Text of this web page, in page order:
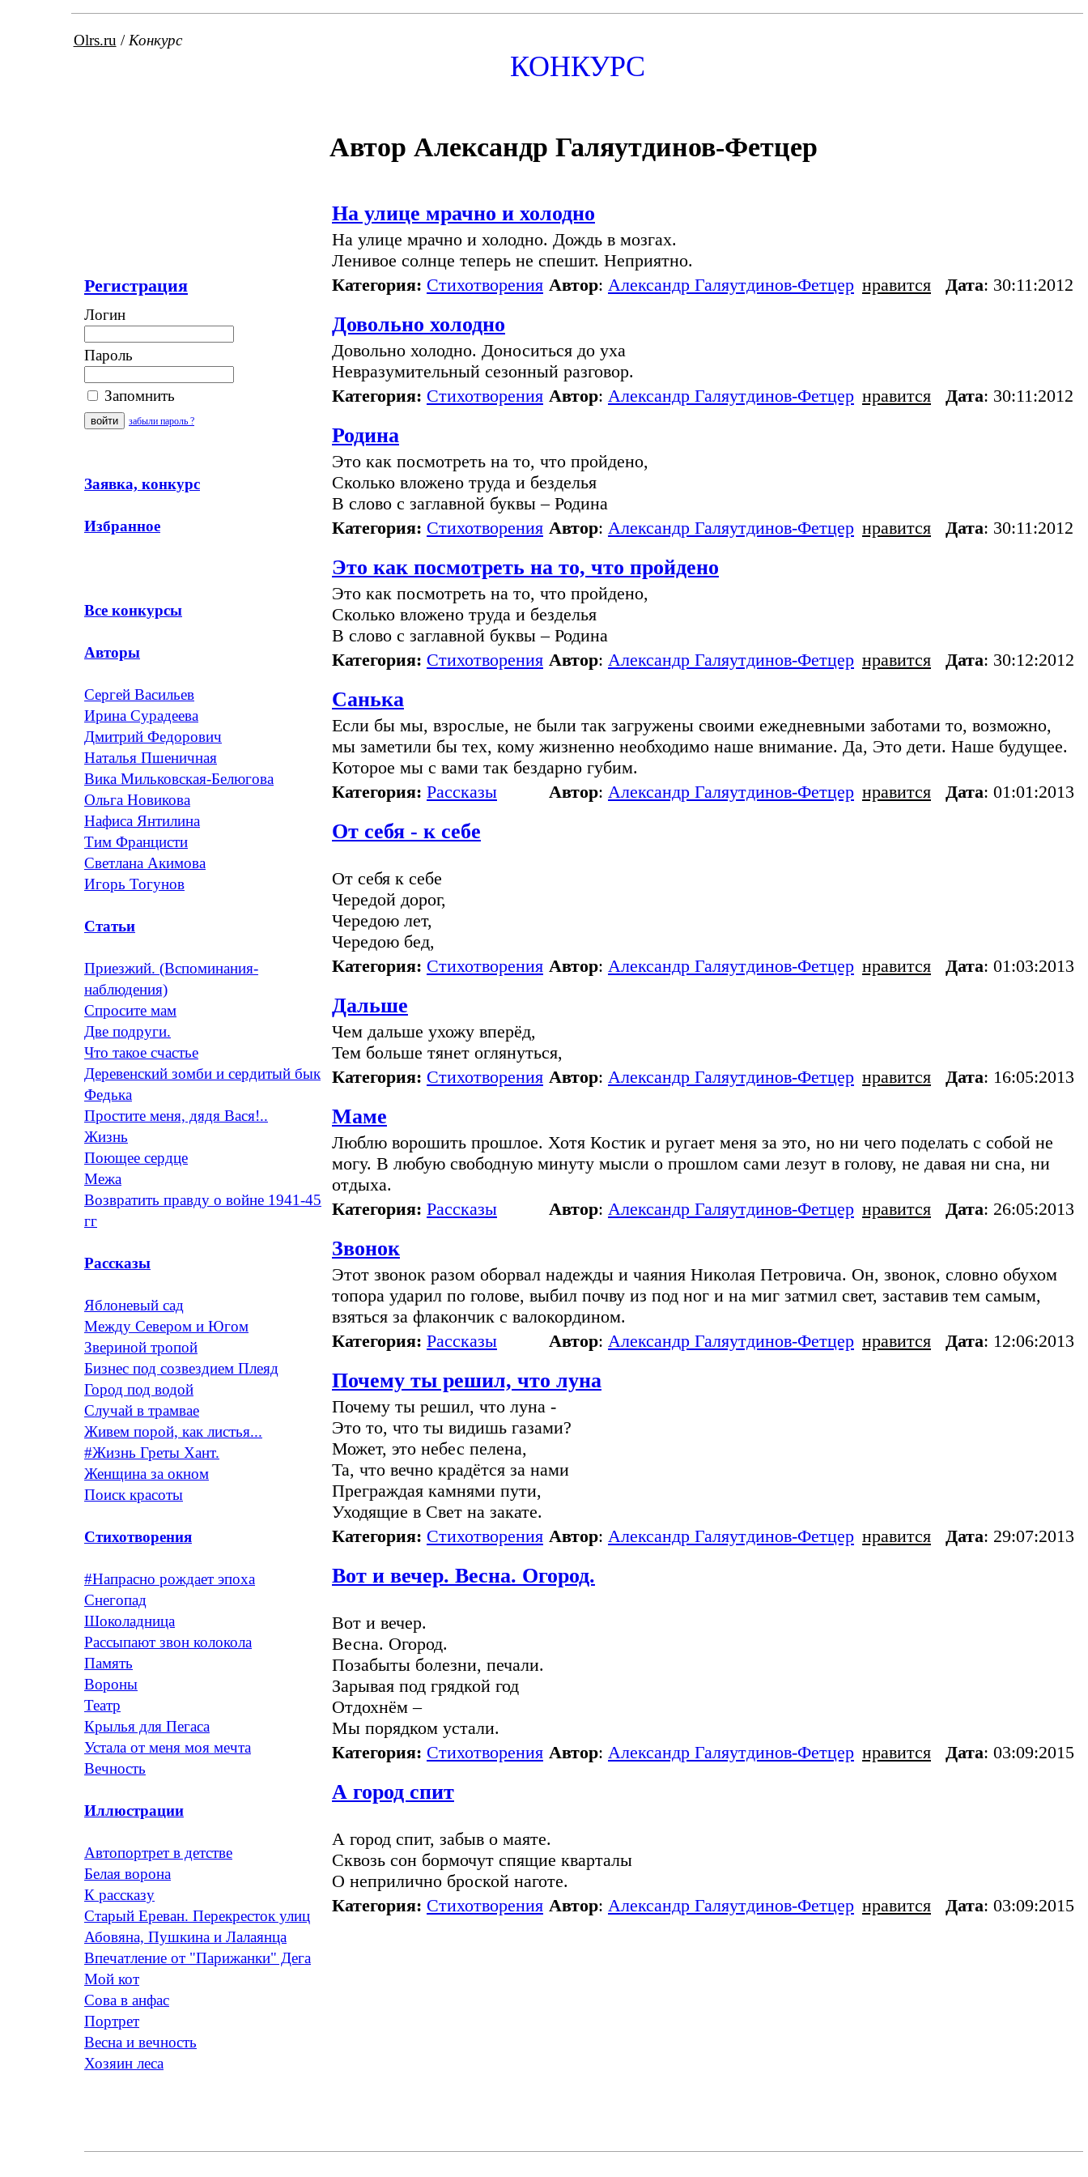
Olrs.ru / Конкурс
КОНКУРС
Регистрация
Логин
Пароль
Запомнить
забыли пароль ?
Заявка, конкурс
Избранное
Все конкурсы
Авторы
Сергей Васильев
Ирина Сурадеева
Дмитрий Федорович
Наталья Пшеничная
Вика Мильковская-Белюгова
Ольга Новикова
Нафиса Янтилина
Тим Францисти
Светлана Акимова
Игорь Тогунов
Статьи
Приезжий. (Вспоминания-
наблюдения)
Спросите мам
Две подруги.
Что такое счастье
Деревенский зомби и сердитый бык
Федька
Простите меня, дядя Вася!..
Жизнь
Поющее сердце
Межа
Возвратить правду о войне 1941-45
гг
Рассказы
Яблоневый сад
Между Севером и Югом
Звериной тропой
Бизнес под созвездием Плеяд
Город под водой
Случай в трамвае
Живем порой, как листья...
#Жизнь Греты Хант.
Женщина за окном
Поиск красоты
Стихотворения
#Напрасно рождает эпоха
Снегопад
Шоколадница
Рассыпают звон колокола
Память
Вороны
Театр
Крылья для Пегаса
Устала от меня моя мечта
Вечность
Иллюстрации
Автопортрет в детстве
Белая ворона
К рассказу
Старый Ереван. Перекресток улиц
Абовяна, Пушкина и Лалаянца
Впечатление от "Парижанки" Дега
Мой кот
Сова в анфас
Портрет
Весна и вечность
Хозяин леса
Автор Александр Галяутдинов-Фетцер
На улице мрачно и холодно
На улице мрачно и холодно. Дождь в мозгах.
Ленивое солнце теперь не спешит. Неприятно.
Категория: Стихотворения Автор: Александр Галяутдинов-Фетцер нравится Дата: 30:11:2012
Довольно холодно
Довольно холодно. Доноситься до уха
Невразумительный сезонный разговор.
Категория: Стихотворения Автор: Александр Галяутдинов-Фетцер нравится Дата: 30:11:2012
Родина
Это как посмотреть на то, что пройдено,
Сколько вложено труда и безделья
В слово с заглавной буквы – Родина
Категория: Стихотворения Автор: Александр Галяутдинов-Фетцер нравится Дата: 30:11:2012
Это как посмотреть на то, что пройдено
Это как посмотреть на то, что пройдено,
Сколько вложено труда и безделья
В слово с заглавной буквы – Родина
Категория: Стихотворения Автор: Александр Галяутдинов-Фетцер нравится Дата: 30:12:2012
Санька
Если бы мы, взрослые, не были так загружены своими ежедневными заботами то, возможно,
мы заметили бы тех, кому жизненно необходимо наше внимание. Да, Это дети. Наше будущее.
Которое мы с вами так бездарно губим.
Категория: Рассказы Автор: Александр Галяутдинов-Фетцер нравится Дата: 01:01:2013
От себя - к себе
От себя к себе
Чередой дорог,
Чередою лет,
Чередою бед,
Категория: Стихотворения Автор: Александр Галяутдинов-Фетцер нравится Дата: 01:03:2013
Дальше
Чем дальше ухожу вперёд,
Тем больше тянет оглянуться,
Категория: Стихотворения Автор: Александр Галяутдинов-Фетцер нравится Дата: 16:05:2013
Маме
Люблю ворошить прошлое. Хотя Костик и ругает меня за это, но ни чего поделать с собой не
могу. В любую свободную минуту мысли о прошлом сами лезут в голову, не давая ни сна, ни
отдыха.
Категория: Рассказы Автор: Александр Галяутдинов-Фетцер нравится Дата: 26:05:2013
Звонок
Этот звонок разом оборвал надежды и чаяния Николая Петровича. Он, звонок, словно обухом
топора ударил по голове, выбил почву из под ног и на миг затмил свет, заставив тем самым,
взяться за флакончик с валокордином.
Категория: Рассказы Автор: Александр Галяутдинов-Фетцер нравится Дата: 12:06:2013
Почему ты решил, что луна
Почему ты решил, что луна -
Это то, что ты видишь газами?
Может, это небес пелена,
Та, что вечно крадётся за нами
Преграждая камнями пути,
Уходящие в Свет на закате.
Категория: Стихотворения Автор: Александр Галяутдинов-Фетцер нравится Дата: 29:07:2013
Вот и вечер. Весна. Огород.
Вот и вечер.
Весна. Огород.
Позабыты болезни, печали.
Зарывая под грядкой год
Отдохнём –
Мы порядком устали.
Категория: Стихотворения Автор: Александр Галяутдинов-Фетцер нравится Дата: 03:09:2015
А город спит
А город спит, забыв о маяте.
Сквозь сон бормочут спящие кварталы
О неприлично броской наготе.
Категория: Стихотворения Автор: Александр Галяутдинов-Фетцер нравится Дата: 03:09:2015